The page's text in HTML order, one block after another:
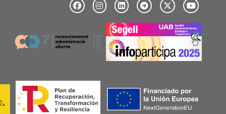
Image
Image
Image